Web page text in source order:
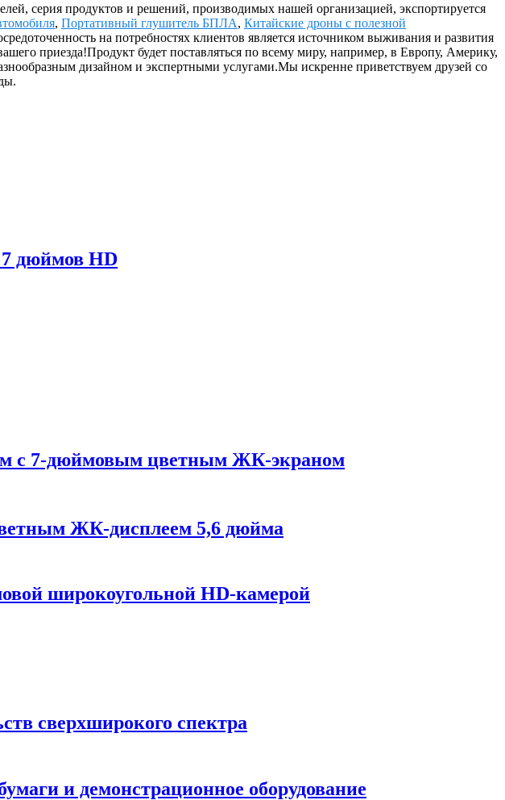
серия продуктов и решений, производимых нашей организацией, экспортируется
, Портативный глушитель БПЛА, Китайские дроны с полезной
на потребностях клиентов является источником выживания и развития
приезда!Продукт будет поставляться по всему миру, например, в Европу, Америку,
дизайном и экспертными услугами.Мы искренне приветствуем друзей со
7 дюймов HD
с 7-дюймовым цветным ЖК-экраном
ЖК-дисплеем 5,6 дюйма
широкоугольной HD-камерой
сверхширокого спектра
и демонстрационное оборудование